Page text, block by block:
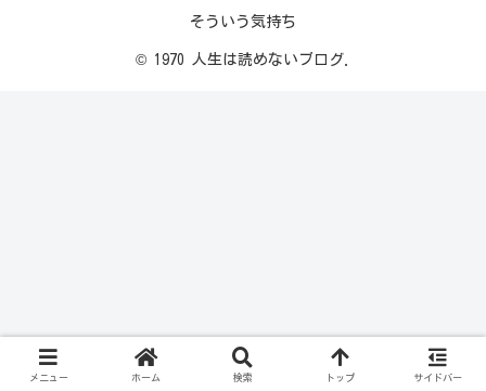
そういう気持ち
© 1970 人生は読めないブログ.
メニュー ホーム 検索 トップ サイドバー